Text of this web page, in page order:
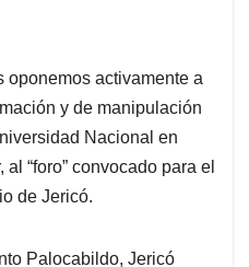
oponemos activamente a
y de manipulación
Nacional en
“foro” convocado para el
de Jericó.
Palocabildo, Jericó